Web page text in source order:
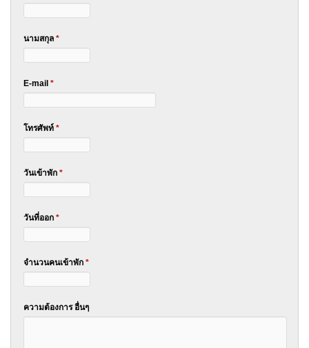
นามสกุล *
E-mail *
โทรศัพท์ *
วันเข้าพัก *
วันที่ออก *
จำนวนคนเข้าพัก *
ความต้องการ อื่นๆ